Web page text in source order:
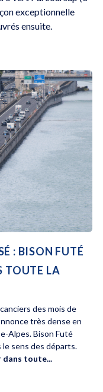
exceptionnelle
ensuite.
: BISON FUTÉ
TOUTE LA
des mois de
très dense en
Alpes. Bison Futé
le sens des départs.
dans toute...